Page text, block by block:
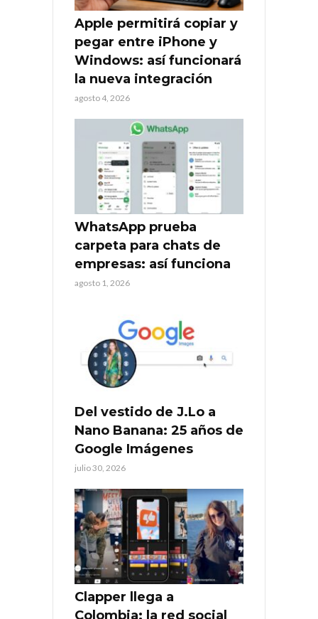
Apple permitirá copiar y
pegar entre iPhone y
Windows: así funcionará
la nueva integración
agosto 4, 2026
WhatsApp prueba
carpeta para chats de
empresas: así funciona
agosto 1, 2026
Del vestido de J.Lo a
Nano Banana: 25 años de
Google Imágenes
julio 30, 2026
Clapper llega a
Colombia: la red social